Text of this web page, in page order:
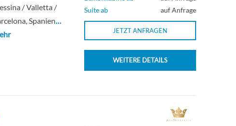
/ Valletta /
Spanien…
Suite ab
auf Anfrage
JETZT ANFRAGEN
WEITERE DETAILS